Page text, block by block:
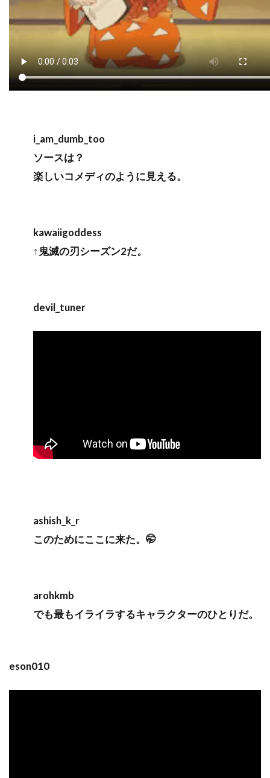
i_am_dumb_too
ソースは？
楽しいコメディのように見える。
kawaiigoddess
↑鬼滅の刃シーズン2だ。
devil_tuner
ashish_k_r
このためにここに来た。🤭
arohkmb
でも最もイライラするキャラクターのひとりだ。
eson010